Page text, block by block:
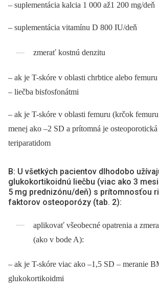
–⁠ suplementácia kalcia 1 000 až1 200 mg/deň
–⁠ suplementácia vitamínu D 800 IU/deň
zmerať kostnú denzitu
–⁠ ak je T-skóre v oblasti chrbtice alebo
–⁠ liečba bisfosfonátmi
–⁠ ak je T-skóre v oblasti femuru (krčok
menej ako –2 SD a prítomná je
teriparatidom
B: U všetkých pacientov dlhodobo
glukokortikoidnú liečbu (viac ako 3
5 mg prednizónu/deň) s prítomnosťou
faktorov osteoporózy (tab. 2):
aplikovať všeobecné opatrenia a
(ako v bode A):
–⁠ ak je T-skóre viac ako –1,5 SD –⁠ meranie
glukokortikoidmi